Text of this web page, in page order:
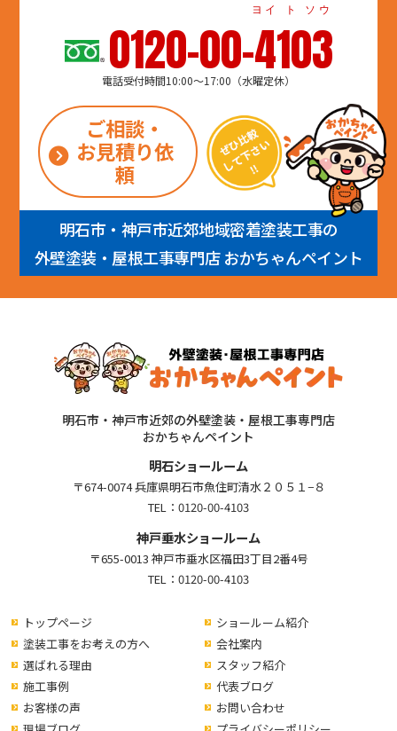
0120-00-4103
ヨイ ト ソウ
電話受付時間10:00～17:00（水曜定休）
ご相談・
お見積り依
頼
明石市・神戸市近郊地域密着塗装工事の
外壁塗装・屋根工事専門店 おかちゃんペイント
明石市・神戸市近郊の外壁塗装・屋根工事専門店
おかちゃんペイント
明石ショールーム
〒674-0074 兵庫県明石市魚住町清水２０５１−８
TEL： 0120-00-4103
神戸垂水ショールーム
〒655-0013 神戸市垂水区福田3丁目2番4号
TEL： 0120-00-4103
トップページ
塗装工事をお考えの方へ
選ばれる理由
ショールーム紹介
会社案内
スタッフ紹介
施工事例
お客様の声
代表ブログ
お問い合わせ